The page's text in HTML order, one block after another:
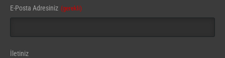
E-Posta Adresiniz (gerekli)
Email (gerekli)
İletiniz